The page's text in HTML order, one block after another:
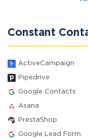
Constant
ActiveCampaign
Pipedrive
Google Contacts
Asana
PrestaShop
Google Lead Form